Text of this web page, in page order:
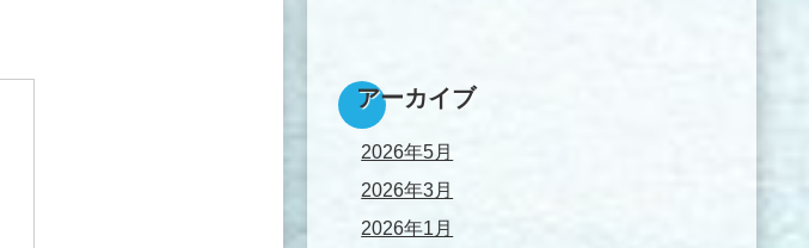
アーカイブ
2026年5月
2026年3月
2026年1月